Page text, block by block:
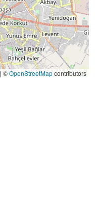
| ©OpenStreetMapcontributors